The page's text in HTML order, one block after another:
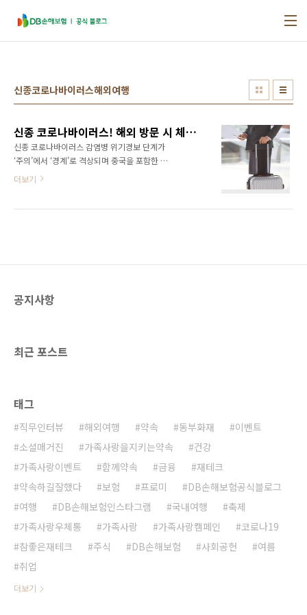
신종코로나바이러스해외여행
신종 코로나바이러스! 해외 방문 시 체크할 사항 & 신종 코로나 에티켓
신종 코로나바이러스 감염병 위기경보 단계가
‘주의’에서 ‘경계’로 격상되며 중국을 포함한 해
외 국가 방문에 주의가 요구됩니다. 하지만 이런
보 3단계인 철수 권고를 발령했습니다. 대만을
리본부 ..
더보기
공지사항
최근 포스트
태그
직무인터뷰 해외여행 약속 동부화재
이벤트
소셜매거진
가족사랑을지키는약속
건강
가족사랑이벤트
함께약속 금융
재테크
약속하길잘했다
보험 프로미
DB손해보험공식블로그
여행
DB손해보험인스타그램 국내여행
축제
가족사랑우체통
가족사랑 가족사랑캠페인
코로나19
참좋은재테크
주식 DB손해보험 사회공헌
여름
취업
더보기